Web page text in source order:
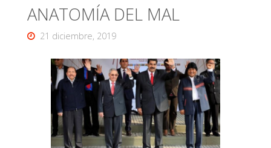
ANATOMÍA DEL MAL
21 diciembre, 2019